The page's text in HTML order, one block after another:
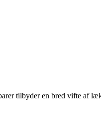
tilbyder en bred vifte af